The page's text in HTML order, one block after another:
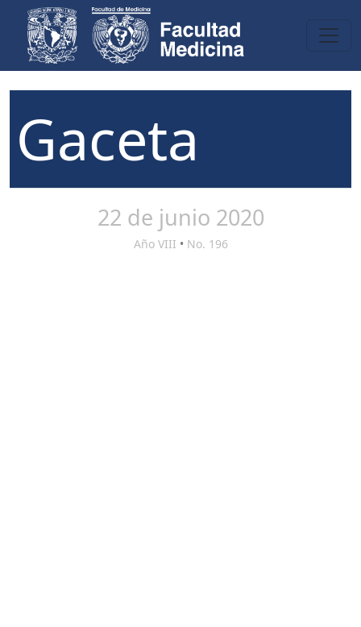
Gaceta
22 de junio 2020
Año VIII • No. 196